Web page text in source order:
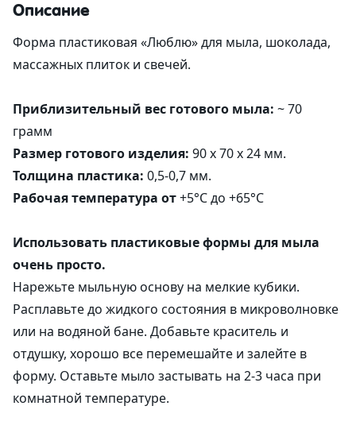
Водорастворимая бумага
Описание
Форма пластиковая «Люблю» для мыла, шоколада,
массажных плиток и свечей.
Приблизительный вес готового мыла: ~ 70
грамм
Размер готового изделия: 90 х 70 х 24 мм.
Толщина пластика: 0,5-0,7 мм.
Рабочая температура от+5°C до +65°C
Использовать пластиковые формы для мыла
очень просто.
Нарежьте мыльную основу на мелкие кубики.
Расплавьте до жидкого состояния в микроволновке
или на водяной бане. Добавьте краситель и
отдушку, хорошо все перемешайте и залейте в
форму. Оставьте мыло застывать на 2-3 часа при
комнатной температуре.